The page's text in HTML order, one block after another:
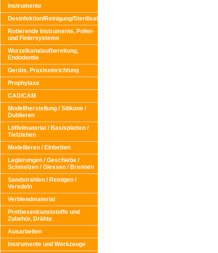
Instrumente
Desinfektion/Reinigung/Sterilisation
Rotierende Instrumente, Polier-
und Finiersysteme
Wurzelkanalaufbereitung,
Endodontie
Geräte, Praxiseinrichtung
Prophylaxe
CAD/CAM
Modellherstellung / Silikone /
Dublieren
Löffelmaterial / Basisplatten /
Tiefziehen
Modellieren / Einbetten
Legierungen / Geschiebe /
Schmelzen / Giessen / Brennen
Sandstrahlen / Reinigen /
Veredeln
Verblendmaterial
Prothesenkunststoffe und
Zubehör, Drähte
Ausarbeiten
Instrumente und Werkzeuge